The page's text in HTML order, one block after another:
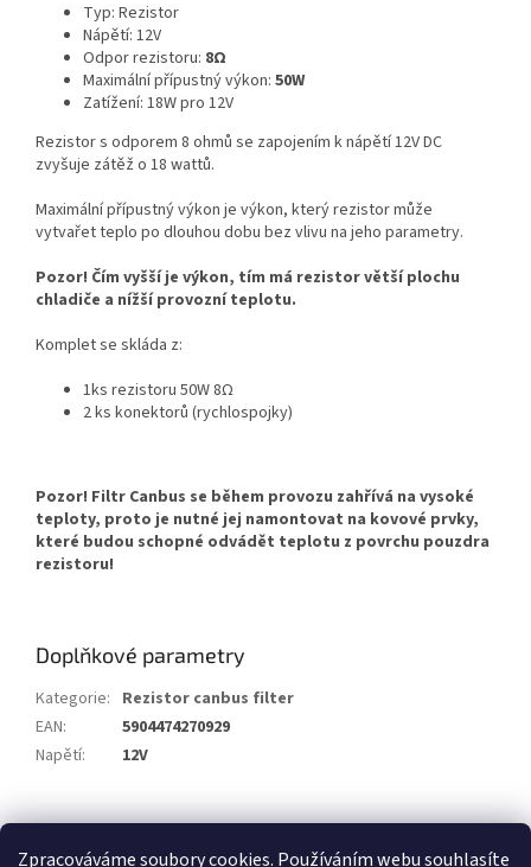
Zpracováváme soubory cookies. Používáním webusouhlasíte
Typ: Rezistor
Nápětí: 12V
Odpor rezistoru: 8Ω
Maximální přípustný výkon: 50W
Zatížení: 18W pro 12V
Rezistor s odporem 8 ohmů se zapojením k nápětí 12V DC
zvyšuje zátěž o 18 wattů.
Maximální přípustný výkon je výkon, který rezistor může
vytvařet teplo po dlouhou dobu bez vlivu na jeho parametry.
Pozor! Čím vyšší je výkon, tím má rezistor větší plochu
chladiče a nížší provozní teplotu.
Komplet se skláda z:
1ks rezistoru 50W 8Ω
2 ks konektorů (rychlospojky)
Pozor! Filtr Canbus se během provozu zahřívá na vysoké
teploty, proto je nutné jej namontovat na kovové prvky,
které budou schopné odvádět teplotu z povrchu pouzdra
rezistoru!
Doplňkové parametry
Kategorie: Rezistor canbus filter
EAN:
5904474270929
Napětí: 12V
Z